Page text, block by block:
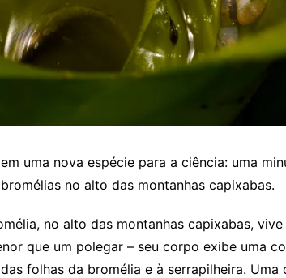
uma nova espécie para a ciência: uma
no alto das montanhas capixabas.
no alto das montanhas capixabas,
que um polegar – seu corpo exibe uma
folhas da bromélia e à serrapilheira.